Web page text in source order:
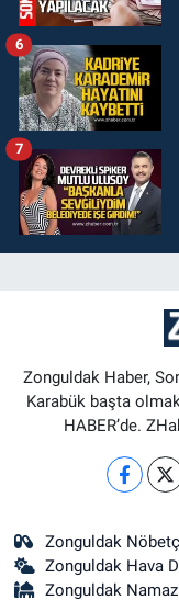
6
7
Zonguldak Haber,
Karabük başta
HABER’de.
Zonguldak
Zonguldak Hava
Zonguldak